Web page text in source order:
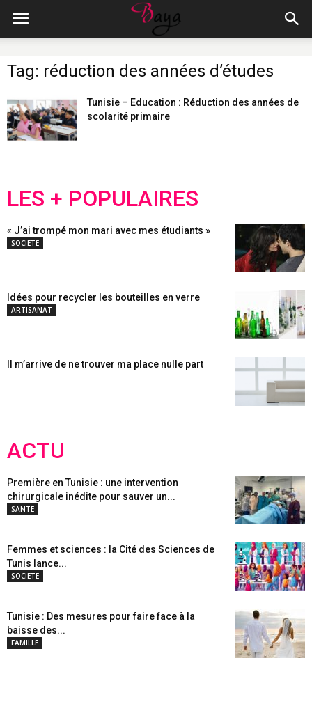
Tag: réduction des années d’études
Tunisie – Education : Réduction des années de
scolarité primaire
LES + POPULAIRES
« J’ai trompé mon mari avec mes étudiants »
SOCIETE
Idées pour recycler les bouteilles en verre
ARTISANAT
Il m’arrive de ne trouver ma place nulle part
ACTU
Première en Tunisie : une intervention
chirurgicale inédite pour sauver un...
SANTE
Femmes et sciences : la Cité des Sciences de
Tunis lance...
SOCIETE
Tunisie : Des mesures pour faire face à la
baisse des...
FAMILLE